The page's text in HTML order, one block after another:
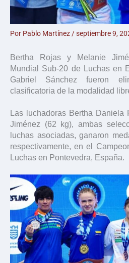
Por Pablo Martínez /septiembre 9,
Bertha Rojas y Melanie
Mundial Sub-20 de Luchas en
Gabriel Sánchez fueron
clasificatoria de la modalidad
Las luchadoras Bertha Daniela
Jiménez (62 kg), ambas
luchas asociadas, ganaron
respectivamente, en el
Luchas en Pontevedra, España.